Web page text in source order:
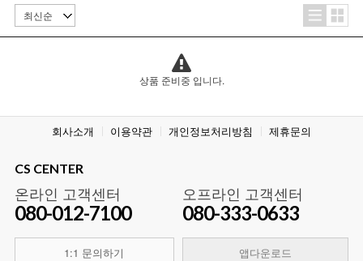
상품 준비중 입니다.
회사소개 이용약관 개인정보처리방침 제휴문의
CS CENTER
온라인 고객센터
080-012-7100
1:1 문의하기
오프라인 고객센터
080-333-0633
앱다운로드